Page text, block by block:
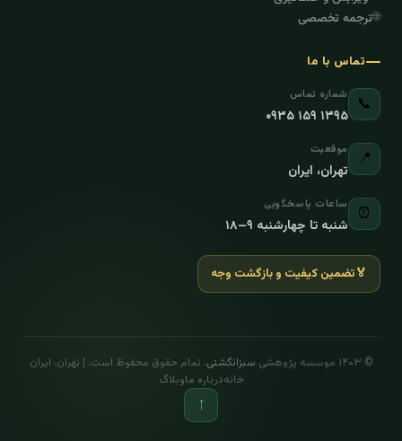
🌐ترجمه تخصصی
تماس با ما
📞 شماره تماس
۰۹۳۵ ۱۵۹ ۱۳۹۵
📍 موقعیت
تهران، ایران
⏰ ساعات پاسخگویی
شنبه تا چهارشنبه ۹–۱۸
🏅تضمین کیفیت و بازگشت وجه
© ۱۴۰۳ موسسه پژوهشی سبزانگشتی. تمام حقوق محفوظ است. | تهران، ایران
خانهدرباره ماوبلاگ
↑